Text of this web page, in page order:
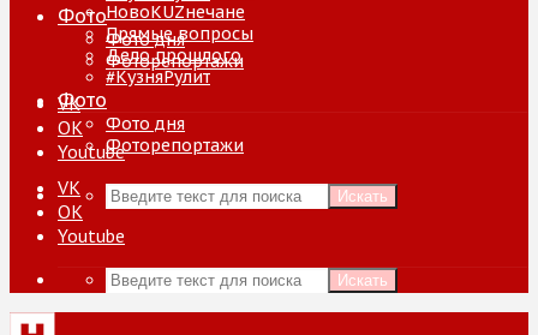
Фото
Фото дня
Фоторепортажи
VK
ОК
Youtube
Искать
НовоKUZнечане
Прямые вопросы
Дело прошлого
#КузняРулит
Фото
Фото дня
Фоторепортажи
VK
ОК
Youtube
Искать